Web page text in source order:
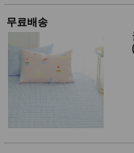
무료배송